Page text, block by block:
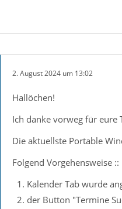
2. August 2024 um 13:02
Hallöchen!
Ich danke vorweg für eure
Die aktuellste Portable
Folgend Vorgehensweise ::
Kalender Tab wurde
der Button "Termine